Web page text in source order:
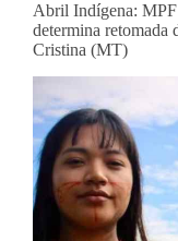
Abril Indígena: MPF
determina retomada
Cristina (MT)